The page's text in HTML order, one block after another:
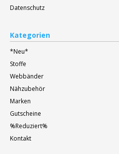
Datenschutz
Kategorien
*Neu*
Stoffe
Webbänder
Nähzubehör
Marken
Gutscheine
%Reduziert%
Kontakt